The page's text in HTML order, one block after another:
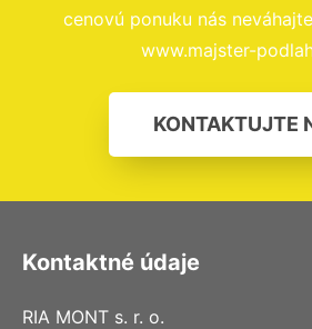
cenovú ponuku nás
www.majster-
KONTAKTUJTE
Kontaktné údaje
RIA MONT s. r. o.